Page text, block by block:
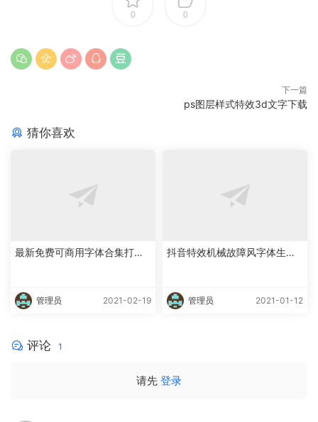
0 0
下一篇
ps图层样式特效3d文字下载
猜你喜欢
最新免费可商用字体合集打包
管理员 2021-02-19
抖音特效机械故障风字体生成
管理员 2021-01-12
评论 1
请先 登录